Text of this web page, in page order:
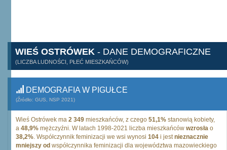
WIEŚ OSTRÓWEK - DANE DEMOGRAFICZNE
(LICZBA LUDNOŚCI, PŁEĆ MIESZKAŃCÓW)
DEMOGRAFIA W PIGUŁCE
(Źródło: GUS, NSP 2021)
Wieś Ostrówek ma 2 349 mieszkańców, z czego 51,1% stanowią kobiety,
a 48,9% mężczyźni. W latach 1998-2021 liczba mieszkańców wzrosła o
38,2%. Współczynnik feminizacji we wsi wynosi 104 i jestnieznacznie
mniejszy od współczynnika feminizacji dla województwa mazowieckiego